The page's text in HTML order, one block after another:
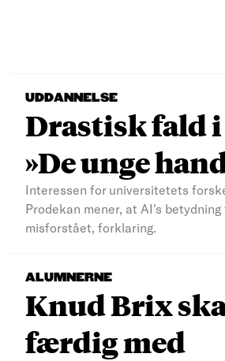
UDDANNELSE
Drastisk fald
»De unge
Interessen for universitetets
Prodekan mener, at AI's
misforstået, forklaring.
ALUMNERNE
Knud Brix
færdig med